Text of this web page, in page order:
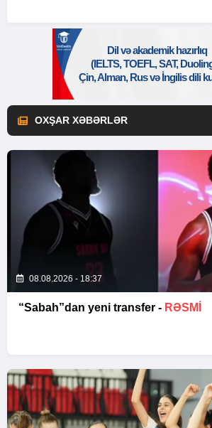
OXŞAR XƏBƏRLƏR
08.08.2026 - 18:37
“Sabah”dan yeni transfer - RƏSMİ